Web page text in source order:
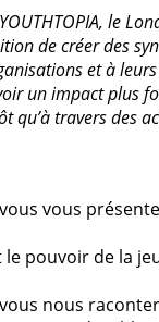
le
de créer des
et à
un impact plus
qu’à travers des
vous
le pouvoir de la
vous nous